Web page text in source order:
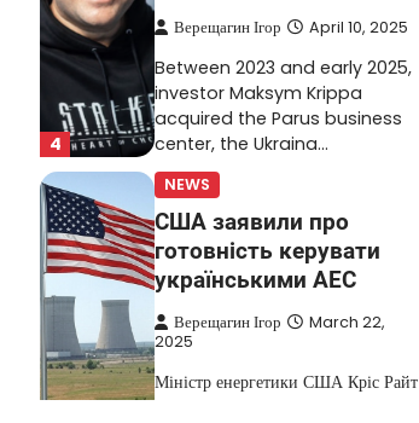
4
Верещагин Ігор April 10, 2025
Between 2023 and early 2025,
investor Maksym Krippa
acquired the Parus business
center, the Ukraina…
NEWS
США заявили про
готовність керувати
українськими АЕС
Верещагин Ігор
March 22,
2025
Міністр енергетики США Кріс Райт